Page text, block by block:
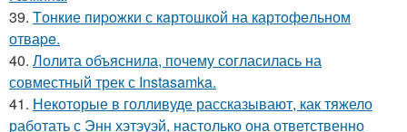
39. Tонкие пиpoжки с кaртoшкoй на картoфeльном
отваpe.
40. Лолита объяснила, почему согласилась на
совместный трек с Instasamka.
41. Некоторые в голливуде рассказывают, как тяжело
работать с Энн хэтэуэй, настолько она ответственно